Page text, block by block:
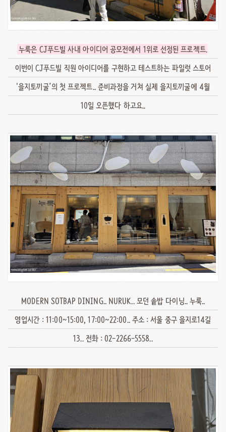
누룩은 CJ푸드빌 사내 아이디어 공모전에서 1위로 선정된 프로젝트.
이번이 CJ푸드빌 직원 아이디어를 구현하고 테스트하는 파일럿 스토어
'을지토끼굴’의 첫 프로젝트.. 준비과정을 거쳐 실제 을지토끼굴에 4월
10일 오픈했다 하고요..
MODERN SOTBAP DINING.. NURUK.. 모던 솥밥 다이닝.. 누룩..
영업시간 : 11:00~15:00, 17:00~22:00.. 주소 : 서울 중구 을지로14길
13.. 전화 : 02-2266-5558..